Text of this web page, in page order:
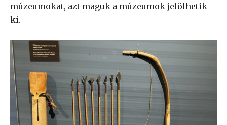
múzeumokat, azt maguk a múzeumok jelölhetik
ki.